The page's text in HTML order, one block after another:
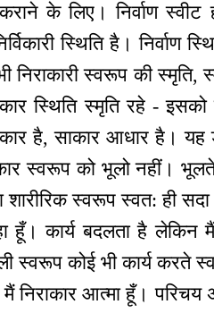
के लिए। निर्वाण स्वीट
स्थिति है। निर्वाण
स्वरूप की स्मृति,
स्थिति स्मृति रहे - इसको
है, साकार आधार है। यह
स्वरूप को भूलो नहीं।
स्वरूप स्वत: ही
हूँ। कार्य बदलता है
स्वरूप कोई भी कार्य करते
निराकार आत्मा हूँ। परिचय